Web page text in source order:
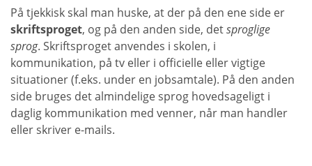
På tjekkisk skal man huske, at der på den ene side er
skriftsproget, og på den anden side, detsproglige
sprog. Skriftsproget anvendes i skolen, i
kommunikation, på tv eller i officielle eller vigtige
situationer (f.eks. under en jobsamtale). På den anden
side bruges det almindelige sprog hovedsageligt i
daglig kommunikation med venner, når man handler
eller skriver e-mails.